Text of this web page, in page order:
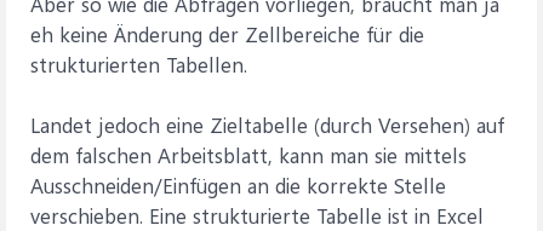
eh keine Änderung der Zellbereiche für die
strukturierten Tabellen.
Landet jedoch eine Zieltabelle (durch Versehen) auf
dem falschen Arbeitsblatt, kann man sie mittels
Ausschneiden/Einfügen an die korrekte Stelle
verschieben. Eine strukturierte Tabelle ist in Excel